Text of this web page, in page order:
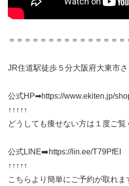
＝＝＝＝＝＝＝＝＝＝＝＝＝＝＝
JR住道駅徒歩５分大阪府大東市
公式HP➡https://www.ekiten.jp/
↑↑↑↑↑
どうしても痩せない方は１度ご覧
公式LINE➡️https://lin.ee/T79PfEI
↑↑↑↑↑
こちらより簡単にご予約が取れ